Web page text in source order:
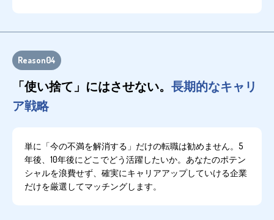
Reason04
「使い捨て」にはさせない。 長期的なキャリ
ア戦略
単に「今の不満を解消する」だけの転職は勧めません。5
年後、10年後にどこでどう活躍したいか。あなたのポテン
シャルを浪費せず、確実にキャリアアップしていける企業
だけを厳選してマッチングします。